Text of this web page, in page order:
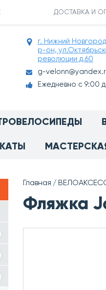
ДОСТАВКА И
г. Нижний
р-он,
революции д.60
g-
Ежедневно с 9:00
Главная
Фляжка